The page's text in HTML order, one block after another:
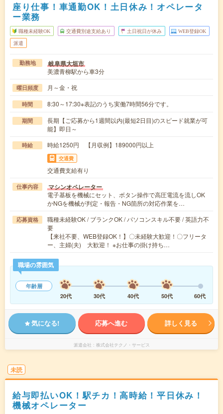
座り仕事！車通勤OK！土日休み！オペレータ
ー業務
職種未経験OK 交通費別途支給あり 土日祝日が休み WEB登録OK
派遣
勤務地 岐阜県大垣市
美濃青柳駅から車3分
曜日頻度 月～金・祝
時間 8:30～17:30※表記のうち実働7時間56分です。
期間
長期【ご応募から1週間以内(最短2日目)のスピード就業が可
能】即日～
時給 時給1250円 【月収例】189000円以上
交通費
交通費支給有り
仕事内容 マシンオペレーター
電子基板を機械にセット、ボタン操作で高圧電流を流しOK
かNGを機械が判定・報告・NG箇所の対応作業を…
応募資格
職種未経験OK / ブランクOK / パソコンスキル不要 / 英語力不
要
【来社不要、WEB登録OK！】〇未経験大歓迎！〇フリータ
ー、主婦(夫) 大歓迎！ ※お仕事の掛け持ち…
職場の雰囲気
年齢層
20代
30代 40代 50代 60代
気になる! 応募へ進む 詳しく見る
派遣会社 株式会社テクノ・サービス
未読
給与即払いOK！駅チカ！高時給！平日休み！
機械オペレーター